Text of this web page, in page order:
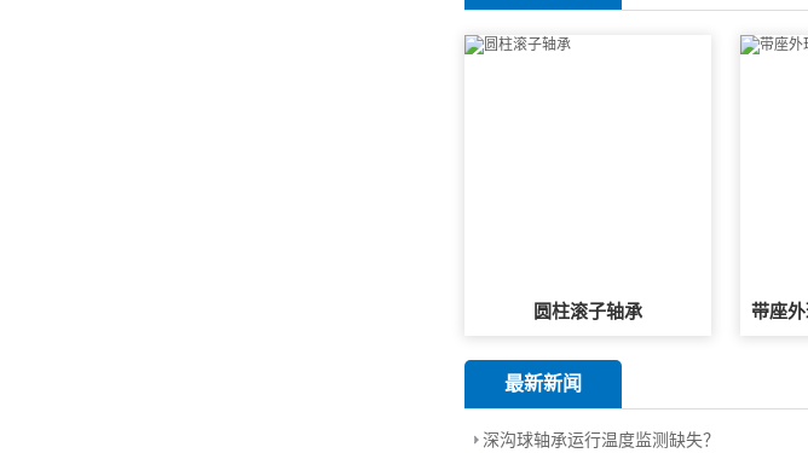
圆柱滚子轴承 带座
最新新闻
深沟球轴承运行温度监测缺失？